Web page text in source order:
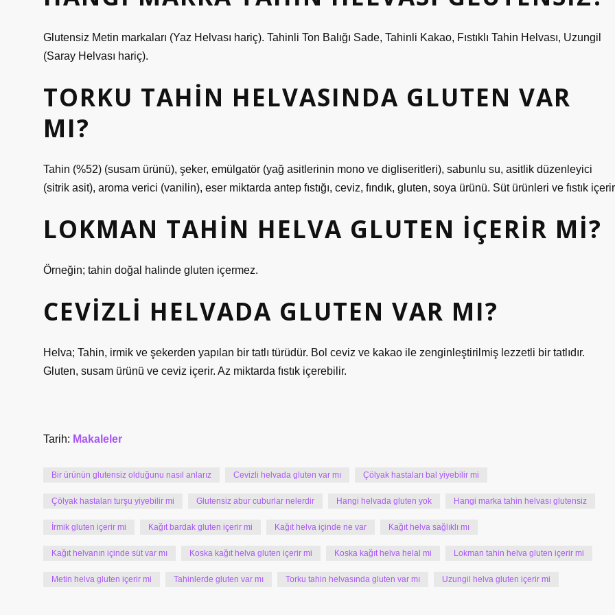
Glutensiz Metin markaları (Yaz Helvası hariç). Tahinli Ton Balığı Sade, Tahinli Kakao, Fıstıklı Tahin Helvası, Uzungil
(Saray Helvası hariç).
TORKU TAHIN HELVASINDA GLUTEN VAR
MI?
Tahin (%52) (susam ürünü), şeker, emülgatör (yağ asitlerinin mono ve digliseritleri), sabunlu su, asitlik düzenleyici
(sitrik asit), aroma verici (vanilin), eser miktarda antep fıstığı, ceviz, fındık, gluten, soya ürünü. Süt ürünleri ve fıstık
LOKMAN TAHIN HELVA GLUTEN IÇERIR MI?
Örneğin; tahin doğal halinde gluten içermez.
CEVIZLI HELVADA GLUTEN VAR MI?
Helva; Tahin, irmik ve şekerden yapılan bir tatlı türüdür. Bol ceviz ve kakao ile zenginleştirilmiş lezzetli bir tatlıdır.
Gluten, susam ürünü ve ceviz içerir. Az miktarda fıstık içerebilir.
Tarih: Makaleler
Bir ürünün glutensiz olduğunu nasıl anlarız Cevizli helvada gluten var mı Çölyak hastaları bal yiyebilir mi
Çölyak hastaları turşu yiyebilir mi Glutensiz abur cuburlar nelerdir Hangi helvada gluten yok Hangi marka tahin helvası glutensiz
İrmik gluten içerir mi Kağıt bardak gluten içerir mi Kağıt helva içinde ne var Kağıt helva sağlıklı mı
Kağıt helvanın içinde süt var mı Koska kağıt helva gluten içerir mi Koska kağıt helva helal mi Lokman tahin helva gluten içerir mi
Metin helva gluten içerir mi Tahinlerde gluten var mı Torku tahin helvasında gluten var mı Uzungil helva gluten içerir mi